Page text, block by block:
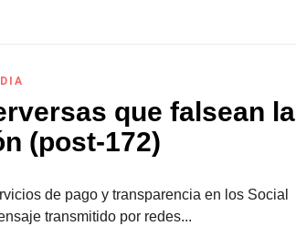
que falsean la
(post-172)
de pago y transparencia en los Social
transmitido por redes...